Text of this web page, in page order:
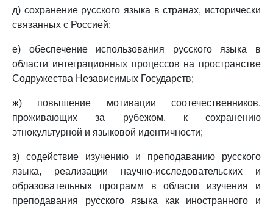
д) сохранение русского языка в странах, исторически
связанных с Россией;
е) обеспечение использования русского языка в
области интеграционных процессов на пространстве
Содружества Независимых Государств;
ж) повышение мотивации соотечественников,
проживающих за рубежом, к сохранению
этнокультурной и языковой идентичности;
з) содействие изучению и преподаванию русского
языка, реализации научно-исследовательских и
образовательных программ в области изучения и
преподавания русского языка как иностранного и